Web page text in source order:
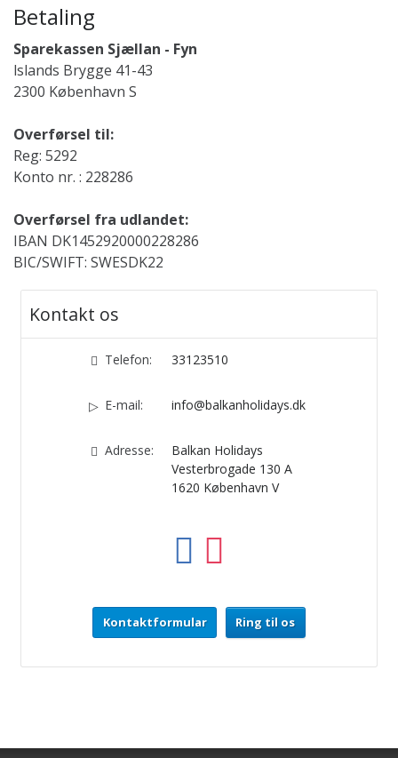
Betaling
Sparekassen Sjællan - Fyn
lslands Brygge 41-43
2300 København S
Overførsel til:
Reg: 5292
Konto nr. : 228286
Overførsel fra udlandet:
IBAN DK1452920000228286
BIC/SWIFT: SWESDK22
Kontakt os
Telefon: 33123510
E-mail: info@balkanholidays.dk
Adresse:
Balkan Holidays
Vesterbrogade 130 A
1620 København V
Kontaktformular Ring til os